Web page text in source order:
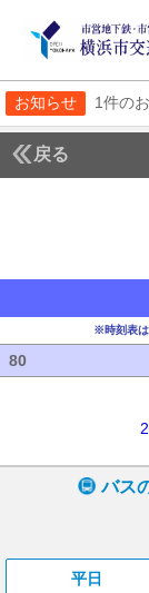
お知らせ 1件の
戻る
※時刻表は
80
バス
平日